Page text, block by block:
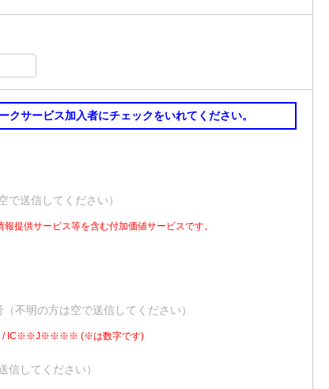
サービス加入者にチェックをいれてください。
で送信してください）
提供サービス等を含む付加価値サービスです。
不明の方は空で送信してください）
(※は数字です)
信してください）